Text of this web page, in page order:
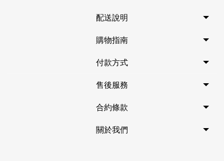
配送說明
購物指南
付款方式
售後服務
合約條款
關於我們